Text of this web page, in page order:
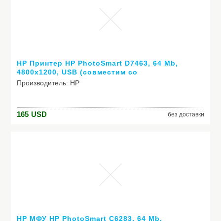
HP Принтер HP PhotoSmart D7463, 64 Mb,
4800х1200, USB (совместим со
спецификациями USB 2.0)/ PictBridge/
Производитель: HP
Модель: Принтер HP PhotoSmart D7463, 64 Mb,
165 USD без доставки
HP МФУ HP PhotoSmart C6283, 64 Mb,